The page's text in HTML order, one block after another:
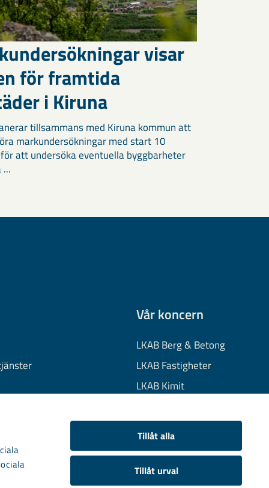
Tillåt alla
Tillåt urval
visar
för framtida
i Kiruna
tillsammans med Kiruna kommun att
markundersökningar med start 10
att undersöka eventuella byggbarheter
Vår koncern
LKAB Berg & Betong
LKAB Fastigheter
LKAB Kimit
LKAB Wassara
Samhällsutveckling